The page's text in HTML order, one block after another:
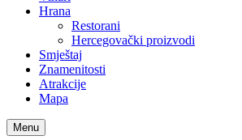
Hrana
Restorani
Hercegovački proizvodi
Smještaj
Znamenitosti
Atrakcije
Mapa
Menu